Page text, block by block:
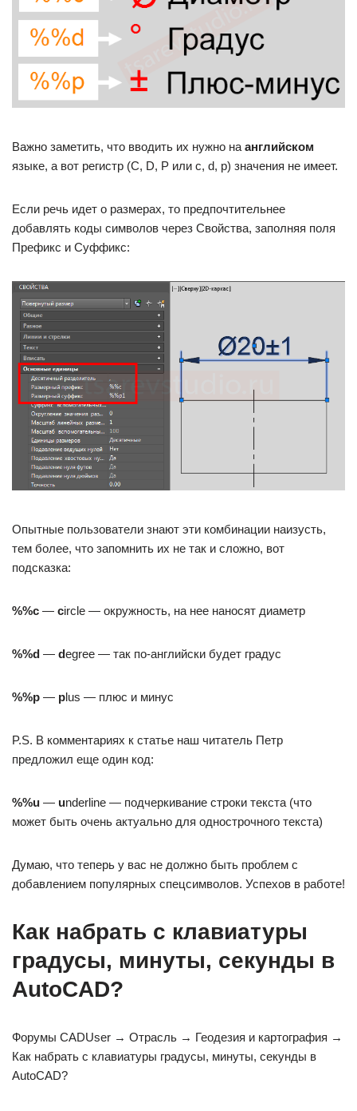
Важно заметить, что вводить их нужно на английском
языке, а вот регистр (С, D, P или c, d, p) значения не имеет.
Если речь идет о размерах, то предпочтительнее
добавлять коды символов через Свойства, заполняя поля
Префикс и Суффикс:
Опытные пользователи знают эти комбинации наизусть,
тем более, что запомнить их не так и сложно, вот
подсказка:
%%с — circle — окружность, на нее наносят диаметр
%%d — degree — так по-английски будет градус
%%p — plus — плюс и минус
P.S. В комментариях к статье наш читатель Петр
предложил еще один код:
%%u — underline — подчеркивание строки текста (что
может быть очень актуально для однострочного текста)
Думаю, что теперь у вас не должно быть проблем с
добавлением популярных спецсимволов. Успехов в работе!
Как набрать с клавиатуры
градусы, минуты, секунды в
AutoCAD?
Форумы CADUser → Отрасль → Геодезия и картография →
Как набрать с клавиатуры градусы, минуты, секунды в
AutoCAD?